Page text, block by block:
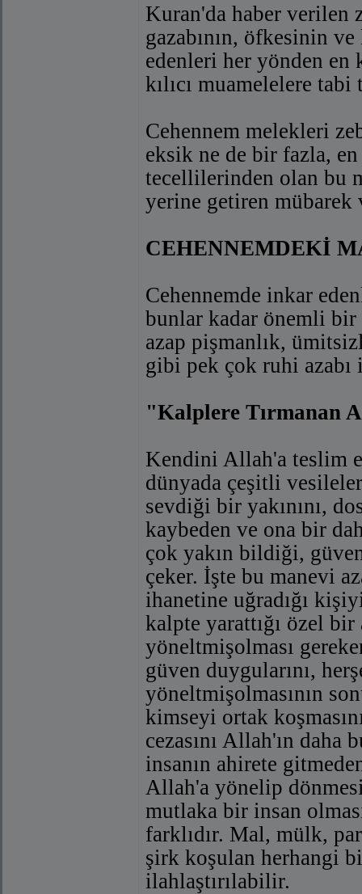
Kuran'da haber verilen
gazabının, öfkesinin
edenleri her yönden en
kılıcı muamelelere tabi
Cehennem melekleri
eksik ne de bir fazla,
tecellilerinden olan bu
yerine getiren mübarek
CEHENNEMDEKİ
Cehennemde inkar
bunlar kadar önemli bir
azap pişmanlık,
gibi pek çok ruhi azabı
"Kalplere Tırmanan
Kendini Allah'a teslim
dünyada çeşitli
sevdiği bir yakınını,
kaybeden ve ona bir
çok yakın bildiği,
çeker. İşte bu manevi
ihanetine uğradığı
kalpte yarattığı özel
yöneltmişolması
güven duygularını,
yöneltmişolmasının
kimseyi ortak
cezasını Allah'ın daha
insanın ahirete
Allah'a yönelip
mutlaka bir insan
farklıdır. Mal, mülk,
şirk koşulan herhangi
ilahlaştırılabilir.